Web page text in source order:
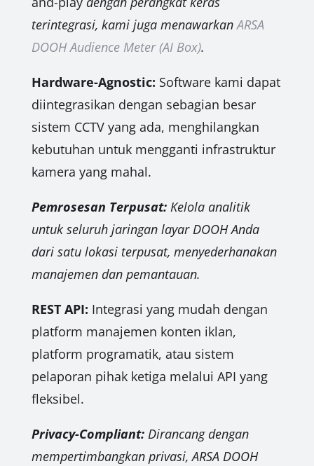
terintegrasi, kami juga menawarkanARSA
DOOH Audience Meter (AI Box).
Hardware-Agnostic: Software kami dapat
diintegrasikan dengan sebagian besar
sistem CCTV yang ada, menghilangkan
kebutuhan untuk mengganti infrastruktur
kamera yang mahal.
Pemrosesan Terpusat:Kelola analitik
untuk seluruh jaringan layar DOOH Anda
dari satu lokasi terpusat, menyederhanakan
manajemen dan pemantauan.
REST API: Integrasi yang mudah dengan
platform manajemen konten iklan,
platform programatik, atau sistem
pelaporan pihak ketiga melalui API yang
fleksibel.
Privacy-Compliant:Dirancang dengan
mempertimbangkan privasi, ARSA DOOH